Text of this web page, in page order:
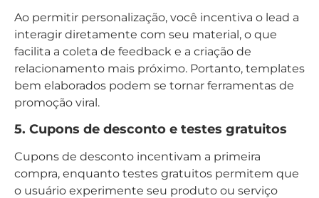
Ao permitir personalização, você incentiva o lead a
interagir diretamente com seu material, o que
facilita a coleta de feedback e a criação de
relacionamento mais próximo. Portanto, templates
bem elaborados podem se tornar ferramentas de
promoção viral.
5. Cupons de desconto e testes gratuitos
Cupons de desconto incentivam a primeira
compra, enquanto testes gratuitos permitem que
o usuário experimente seu produto ou serviço